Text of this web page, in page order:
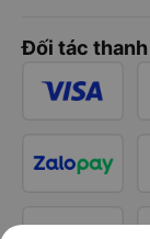
Đối tác